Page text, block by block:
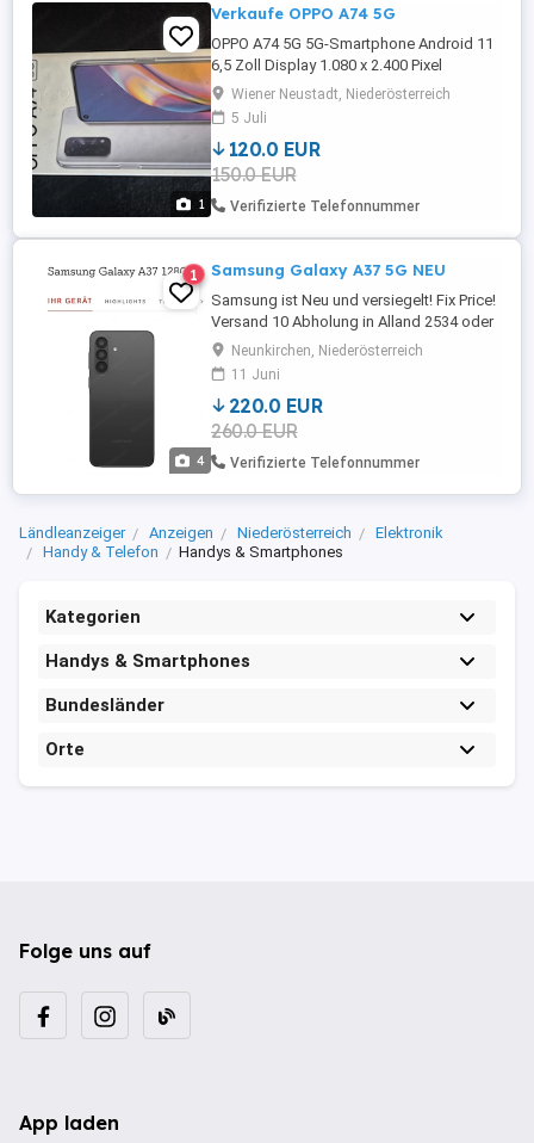
1
Verkaufe OPPO A74 5G
OPPO A74 5G 5G-Smartphone Android 11
6,5 Zoll Display 1.080 x 2.400 Pixel
Qualcomm Snapdragon 480 5G Prozessor
6 GB RAM 128 GB Speicherplatz Quad-
Kamera (48 + 8 + 2 + 2 Megapixel) 5.000
mAh Akku Original Verpackung vorhanden
Der OPPO A74 5G wurde noch nie von der
Packung raus genommen Für weitere ...
Wiener Neustadt, Niederösterreich
5 Juli
120.0 EUR
150.0 EUR
Verifizierte Telefonnummer
4
1 Samsung Galaxy A37 5G NEU
Samsung ist Neu und versiegelt! Fix Price!
Versand 10 Abholung in Alland 2534 oder
Neunkirchen 2620
Neunkirchen, Niederösterreich
11 Juni
220.0 EUR
260.0 EUR
Verifizierte Telefonnummer
Ländleanzeiger Anzeigen Niederösterreich
Elektronik
Handy & Telefon
Handys & Smartphones
Kategorien
Handys & Smartphones
Bundesländer
Orte
Folge uns auf
App laden